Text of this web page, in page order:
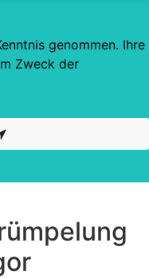
genommen. Ihre
Zweck der